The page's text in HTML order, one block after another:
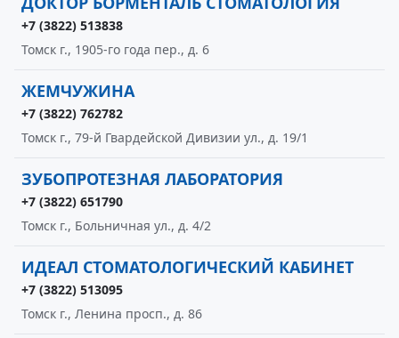
+7 (3822) 513838
Томск г., 1905-го года пер., д. 6
ЖЕМЧУЖИНА
+7 (3822) 762782
Томск г., 79-й Гвардейской Дивизии ул., д. 19/1
ЗУБОПРОТЕЗНАЯ ЛАБОРАТОРИЯ
+7 (3822) 651790
Томск г., Больничная ул., д. 4/2
ИДЕАЛ СТОМАТОЛОГИЧЕСКИЙ КАБИНЕТ
+7 (3822) 513095
Томск г., Ленина просп., д. 86